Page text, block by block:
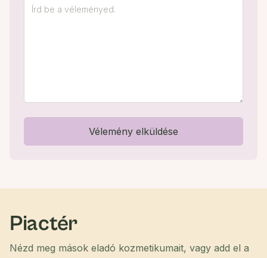
Vélemény elküldése
Piactér
Nézd meg mások eladó kozmetikumait, vagy add el a